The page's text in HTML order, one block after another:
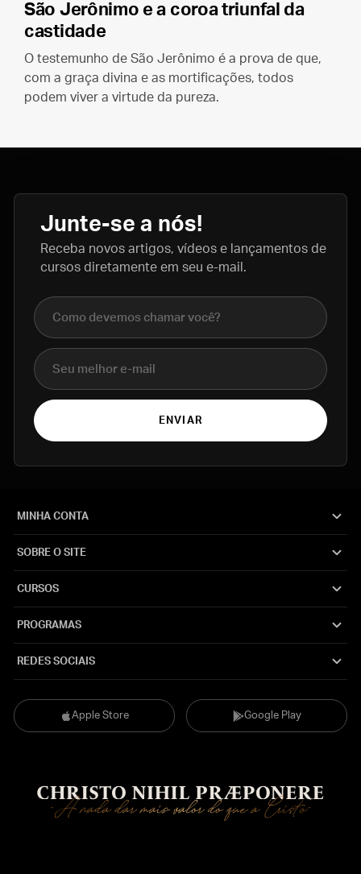
São Jerônimo e a coroa triunfal da
castidade
O testemunho de São Jerônimo é a prova de que,
com a graça divina e as mortificações, todos
podem viver a virtude da pureza.
Junte-se a nós!
Receba novos artigos, vídeos e lançamentos de
cursos diretamente em seu e-mail.
Nome completo
E-mail
ENVIAR
Apple Store Google Play
MINHA CONTA
SOBRE O SITE
CURSOS
PROGRAMAS
REDES SOCIAIS